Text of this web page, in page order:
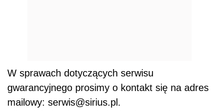
W sprawach dotyczących serwisu
gwarancyjnego prosimy o kontakt się na adres
mailowy: serwis@sirius.pl.